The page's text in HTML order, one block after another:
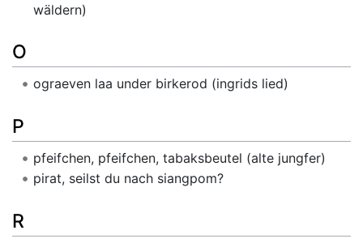
wäldern)
O
ograeven laa under birkerod (ingrids lied)
P
pfeifchen, pfeifchen, tabaksbeutel (alte jungfer)
pirat, seilst du nach siangpom?
R